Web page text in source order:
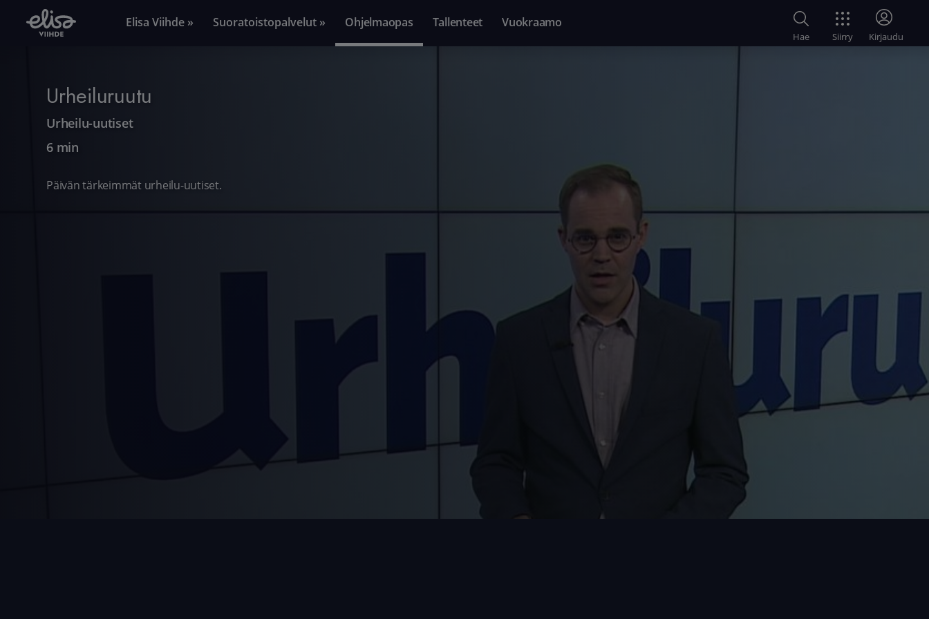
Elisa Viihde » Suoratoistopalvelut » Ohjelmaopas Tallenteet Vuokraamo
Hae Siirry Kirjaudu
Urheiluruutu
Urheilu-uutiset
6 min
Päivän tärkeimmät urheilu-uutiset.